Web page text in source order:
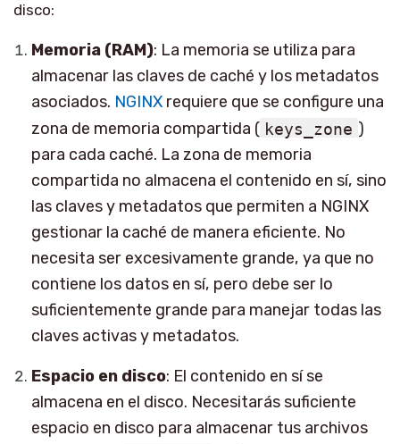
disco:
Memoria (RAM): La memoria se utiliza para
almacenar las claves de caché y los metadatos
asociados. NGINX requiere que se configure una
zona de memoria compartida ( keys_zone )
para cada caché. La zona de memoria
compartida no almacena el contenido en sí, sino
las claves y metadatos que permiten a NGINX
gestionar la caché de manera eficiente. No
necesita ser excesivamente grande, ya que no
contiene los datos en sí, pero debe ser lo
suficientemente grande para manejar todas las
claves activas y metadatos.
Espacio en disco: El contenido en sí se
almacena en el disco. Necesitarás suficiente
espacio en disco para almacenar tus archivos